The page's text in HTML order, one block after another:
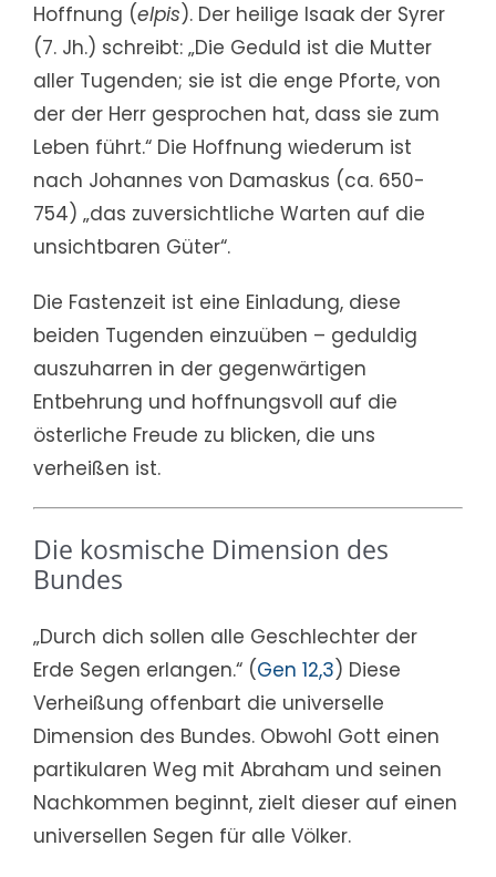
Hoffnung (elpis). Der heilige Isaak der Syrer
(7. Jh.) schreibt: „Die Geduld ist die Mutter
aller Tugenden; sie ist die enge Pforte, von
der der Herr gesprochen hat, dass sie zum
Leben führt.“ Die Hoffnung wiederum ist
nach Johannes von Damaskus (ca. 650-
754) „das zuversichtliche Warten auf die
unsichtbaren Güter“.
Die Fastenzeit ist eine Einladung, diese
beiden Tugenden einzuüben – geduldig
auszuharren in der gegenwärtigen
Entbehrung und hoffnungsvoll auf die
österliche Freude zu blicken, die uns
verheißen ist.
Die kosmische Dimension des
Bundes
„Durch dich sollen alle Geschlechter der
Erde Segen erlangen.“ (Gen 12,3) Diese
Verheißung offenbart die universelle
Dimension des Bundes. Obwohl Gott einen
partikularen Weg mit Abraham und seinen
Nachkommen beginnt, zielt dieser auf einen
universellen Segen für alle Völker.